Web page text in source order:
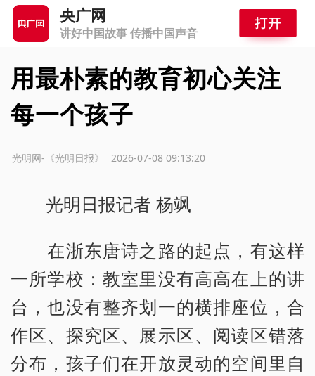
央广网
讲好中国故事 传播中国声音
用最朴素的教育初心关注
每一个孩子
2026-07-08 09:13:20
光明网-《光明日报》
光明日报记者 杨飒
在浙东唐诗之路的起点，有这样
一所学校：教室里没有高高在上的讲
台，也没有整齐划一的横排座位，合
作区、探究区、展示区、阅读区错落
分布，孩子们在开放灵动的空间里自